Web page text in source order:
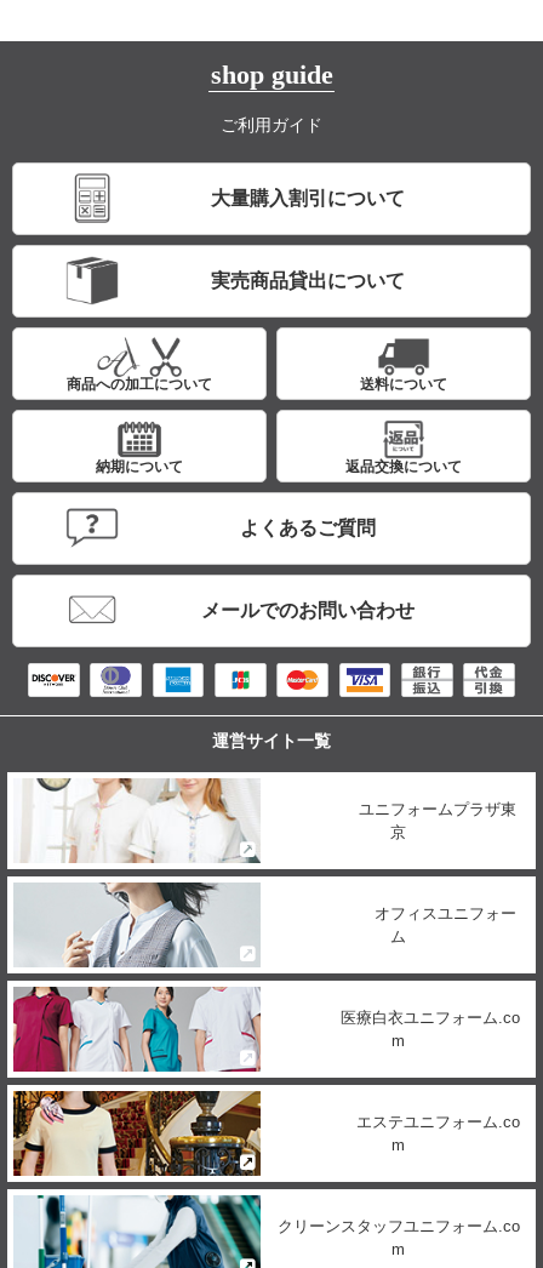
shop guide
ご利用ガイド
大量購入割引について
実売商品貸出について
商品への加工について 送料について
納期について 返品交換について
よくあるご質問
メールでのお問い合わせ
運営サイト一覧
ユニフォームプラザ東
京
オフィスユニフォー
ム
医療白衣ユニフォーム.co
m
エステユニフォーム.co
m
クリーンスタッフユニフォーム.co
m